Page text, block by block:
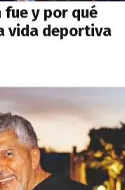
fue y por qué
vida deportiva